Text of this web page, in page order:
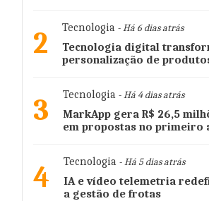
2 Tecnologia - Há 6 dias atrás
Tecnologia digital
personalização de
3 Tecnologia - Há 4 dias atrás
MarkApp gera R$ 26,5
em propostas no primeiro
4 Tecnologia - Há 5 dias atrás
IA e vídeo telemetria
a gestão de frotas